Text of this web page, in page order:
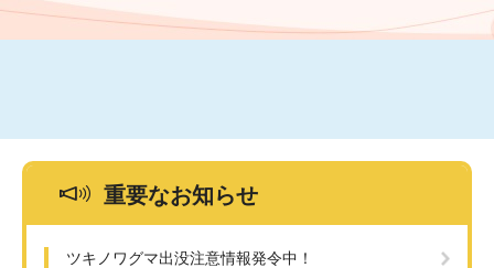
文
重要なお知らせ
ツキノワグマ出没注意情報発令中！